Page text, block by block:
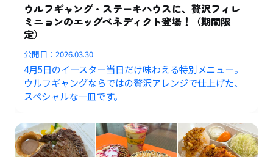
ウルフギャング・ステーキハウスに、贅沢フィレ
ミニョンのエッグベネディクト登場！（期間限
定）
公開日：2026.03.30
4月5日のイースター当日だけ味わえる特別メニュー。
ウルフギャングならではの贅沢アレンジで仕上げた、
スペシャルな一皿です。